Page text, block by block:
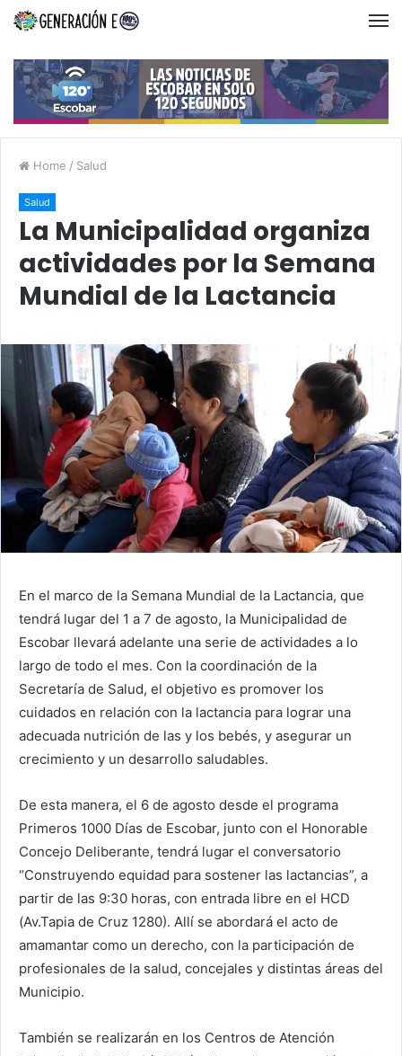
Home / Salud
Salud
La Municipalidad organiza
actividades por la Semana
Mundial de la Lactancia
En el marco de la Semana Mundial de la Lactancia, que
tendrá lugar del 1 a 7 de agosto, la Municipalidad de
Escobar llevará adelante una serie de actividades a lo
largo de todo el mes. Con la coordinación de la
Secretaría de Salud, el objetivo es promover los
cuidados en relación con la lactancia para lograr una
adecuada nutrición de las y los bebés, y asegurar un
crecimiento y un desarrollo saludables.
De esta manera, el 6 de agosto desde el programa
Primeros 1000 Días de Escobar, junto con el Honorable
Concejo Deliberante, tendrá lugar el conversatorio
“Construyendo equidad para sostener las lactancias”, a
partir de las 9:30 horas, con entrada libre en el HCD
(Av.Tapia de Cruz 1280). Allí se abordará el acto de
amamantar como un derecho, con la participación de
profesionales de la salud, concejales y distintas áreas del
Municipio.
También se realizarán en los Centros de Atención